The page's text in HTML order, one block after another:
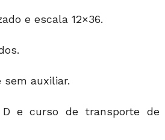
e escala 12×36.
sem auxiliar.
e curso de transporte de